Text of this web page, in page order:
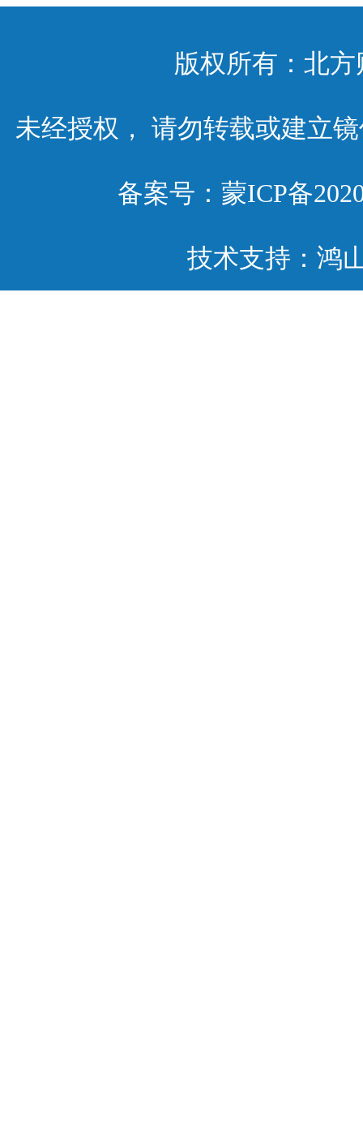
版权所有：北
未经授权， 请勿转载或建立
备案号： 蒙ICP备
技术支持：鸿